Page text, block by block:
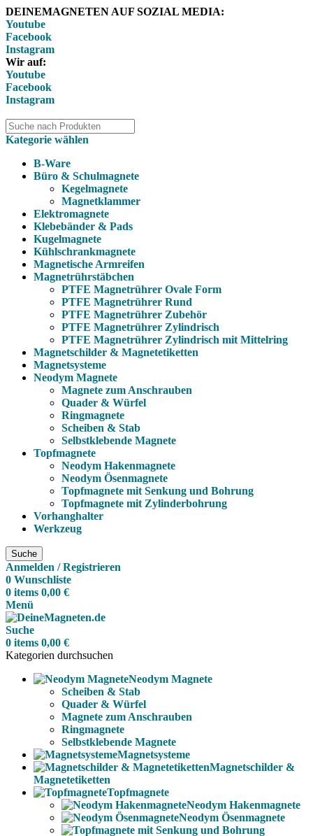
DEINEMAGNETEN AUF SOZIAL MEDIA:
Youtube
Facebook
Instagram
Wir auf:
Youtube
Facebook
Instagram
Kategorie wählen
B-Ware
Büro & Schulmagnete
Kegelmagnete
Magnetklammer
Elektromagnete
Klebebänder & Pads
Kugelmagnete
Kühlschrankmagnete
Magnetische Armreifen
Magnetrührstäbchen
PTFE Magnetrührer Ovale Form
PTFE Magnetrührer Rund
PTFE Magnetrührer Zubehör
PTFE Magnetrührer Zylindrisch
PTFE Magnetrührer Zylindrisch mit Mittelring
Magnetschilder & Magnetetiketten
Magnetsysteme
Neodym Magnete
Magnete zum Anschrauben
Quader & Würfel
Ringmagnete
Scheiben & Stab
Selbstklebende Magnete
Topfmagnete
Neodym Hakenmagnete
Neodym Ösenmagnete
Topfmagnete mit Senkung und Bohrung
Topfmagnete mit Zylinderbohrung
Vorhanghalter
Werkzeug
Suche
Anmelden / Registrieren
0 Wunschliste
0 items 0,00 €
Menü
Suche
0 items 0,00 €
Kategorien durchsuchen
Neodym Magnete
Scheiben & Stab
Quader & Würfel
Magnete zum Anschrauben
Ringmagnete
Selbstklebende Magnete
Magnetsysteme
Magnetschilder &
Magnetetiketten
Topfmagnete
Neodym Hakenmagnete
Neodym Ösenmagnete